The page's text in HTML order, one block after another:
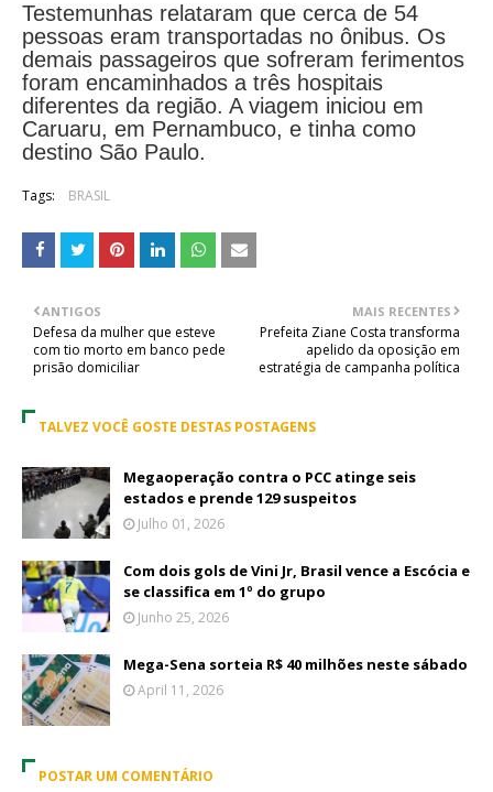
Testemunhas relataram que cerca de 54
pessoas eram transportadas no ônibus. Os
demais passageiros que sofreram ferimentos
foram encaminhados a três hospitais
diferentes da região. A viagem iniciou em
Caruaru, em Pernambuco, e tinha como
destino São Paulo.
Tags: BRASIL
MAIS RECENTES
Prefeita Ziane Costa transforma
apelido da oposição em
estratégia de campanha política
ANTIGOS
Defesa da mulher que esteve
com tio morto em banco pede
prisão domiciliar
TALVEZ VOCÊ GOSTE DESTAS POSTAGENS
Megaoperação contra o PCC atinge seis
estados e prende 129 suspeitos
Julho 01, 2026
Com dois gols de Vini Jr, Brasil vence a Escócia e
se classifica em 1º do grupo
Junho 25, 2026
Mega-Sena sorteia R$ 40 milhões neste sábado
April 11, 2026
POSTAR UM COMENTÁRIO